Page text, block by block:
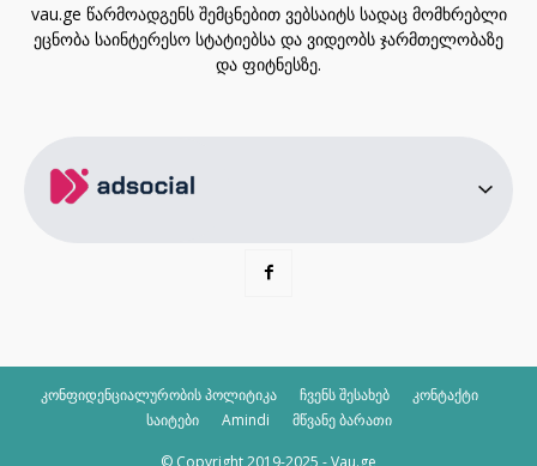
vau.ge წარმოადგენს შემცნებით ვებსაიტს სადაც მომხრებლი
ეცნობა საინტერესო სტატიებსა და ვიდეობს ჯარმთელობაზე
და ფიტნესზე.
კონფიდენციალურობის პოლიტიკა ჩვენს შესახებ
კონტაქტი
საიტები
Amindi მწვანე ბარათი
© Copyright 2019-2025 - Vau.ge